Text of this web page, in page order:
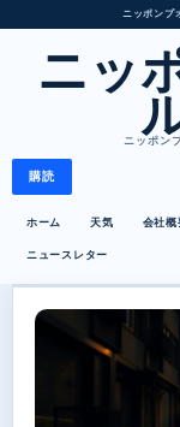
ニッポンプ
ニッ
ニッポン
購読
ホーム 天気 会社概
ニュースレター